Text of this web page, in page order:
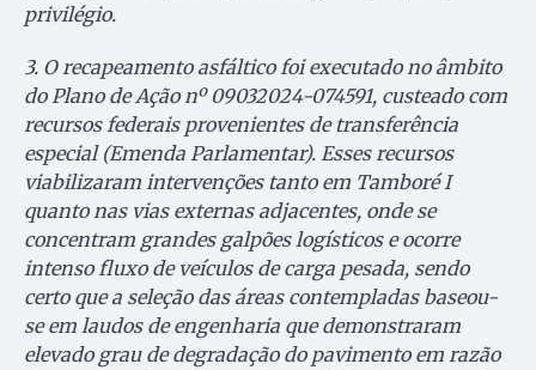
privilégio.
3. O recapeamento asfáltico foi executado no âmbito
do Plano de Ação nº 09032024-074591, custeado com
recursos federais provenientes de transferência
especial (Emenda Parlamentar). Esses recursos
viabilizaram intervenções tanto em Tamboré I
quanto nas vias externas adjacentes, onde se
concentram grandes galpões logísticos e ocorre
intenso fluxo de veículos de carga pesada, sendo
certo que a seleção das áreas contempladas baseou-
se em laudos de engenharia que demonstraram
elevado grau de degradação do pavimento em razão